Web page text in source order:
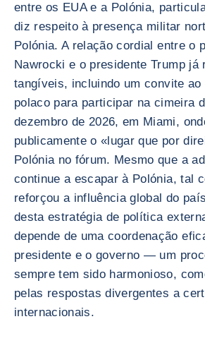
entre os EUA e a Polónia,
diz respeito à presença militar
Polónia. A relação cordial entre o
Nawrocki e o presidente Trump já
tangíveis, incluindo um convite ao
polaco para participar na cimeira
dezembro de 2026, em Miami,
publicamente o «lugar que por
Polónia no fórum. Mesmo que a
continue a escapar à Polónia, tal
reforçou a influência global do
desta estratégia de política
depende de uma coordenação
presidente e o governo — um
sempre tem sido harmonioso,
pelas respostas divergentes a
internacionais.